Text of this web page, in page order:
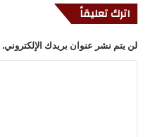
اترك تعليقاً
لن يتم نشر عنوان بريدك الإلكتروني.